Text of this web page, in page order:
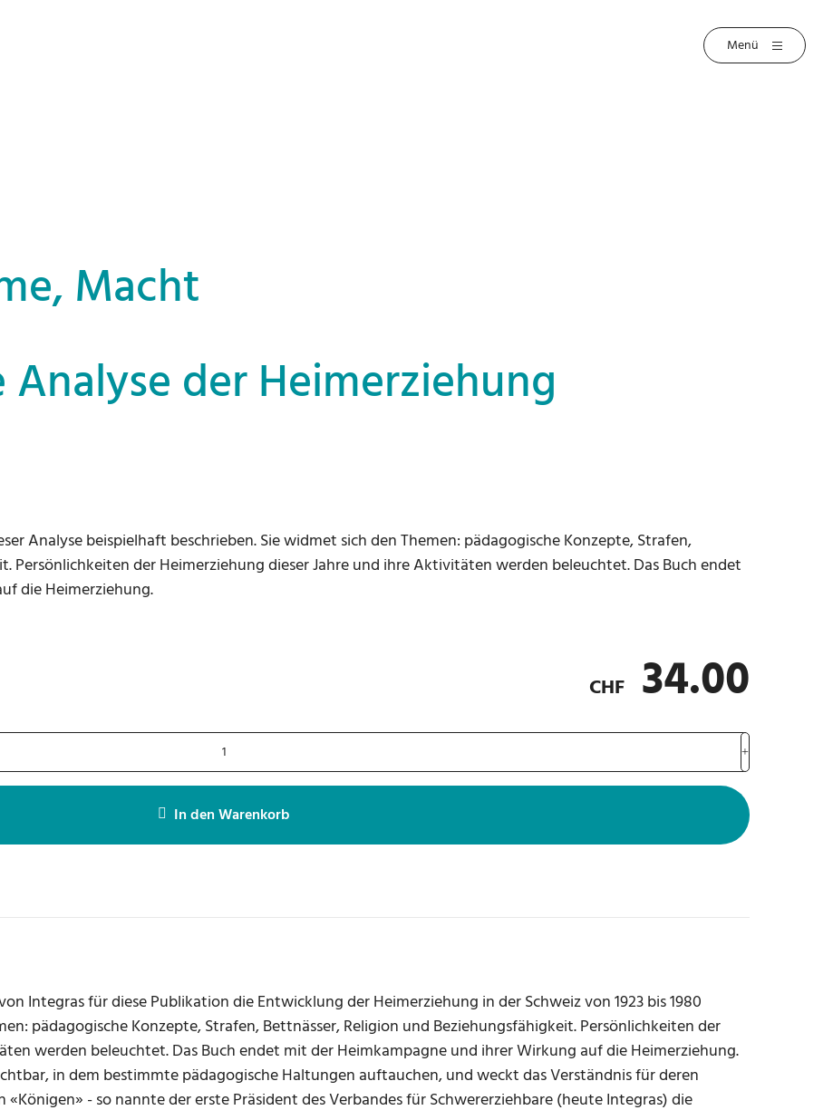
Macht
der Heimerziehung
Analyse beispielhaft beschrieben. Sie widmet sich den Themen: pädagogische Konzepte, Strafen,
Persönlichkeiten der Heimerziehung dieser Jahre und ihre Aktivitäten werden beleuchtet. Das Buch endet
die Heimerziehung.
CHF 34.00
In den Warenkorb
Integras für diese Publikation die Entwicklung der Heimerziehung in der Schweiz von 1923 bis 1980
pädagogische Konzepte, Strafen, Bettnässer, Religion und Beziehungsfähigkeit. Persönlichkeiten der
werden beleuchtet. Das Buch endet mit der Heimkampagne und ihrer Wirkung auf die Heimerziehung.
in dem bestimmte pädagogische Haltungen auftauchen, und weckt das Verständnis für deren
- so nannte der erste Präsident des Verbandes für Schwererziehbare (heute Integras) die